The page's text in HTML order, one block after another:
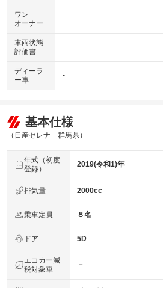
ワン
オーナー
-
車両状態
評価書
-
ディーラ
ー車
-
基本仕様
（日産セレナ 群馬県）
年式（初度
登録）
2019(令和1)年
排気量 2000cc
乗車定員 ８名
ドア 5D
エコカー減
税対象車
－